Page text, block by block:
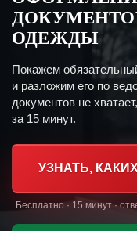
ОДЕЖДЫ
Покажем
и разложим его по
документов не
за 15 минут.
УЗНАТЬ,
Бесплатно · 15 минут ·